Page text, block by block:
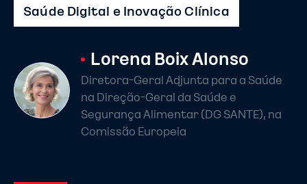
Saúde Digital e Inovação Clínica
Lorena Boix Alonso
Diretora-Geral Adjunta para a Saúde
na Direção-Geral da Saúde e
Segurança Alimentar (DG SANTE), na
Comissão Europeia